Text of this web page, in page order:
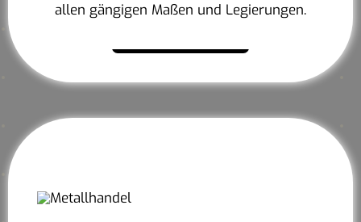
allen gängigen Maßen und Legierungen.